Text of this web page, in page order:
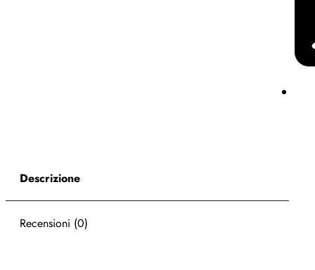
Descrizione
Recensioni (0)